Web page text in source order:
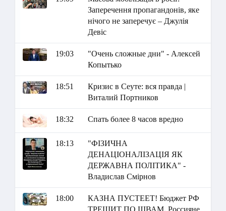
Заперечення пропагандонів, яке
нічого не заперечує – Джулія
Девіс
19:03
"Очень сложные дни" - Алексей
Копытько
18:51
Кризис в Сеуте: вся правда |
Виталий Портников
18:32 Спать более 8 часов вредно
18:13
"ФІЗИЧНА
ДЕНАЦІОНАЛІЗАЦІЯ ЯК
ДЕРЖАВНА ПОЛІТИКА" -
Владислав Смірнов
18:00
КАЗНА ПУСТЕЕТ! Бюджет РФ
ТРЕЩИТ ПО ШВАМ. Россияне